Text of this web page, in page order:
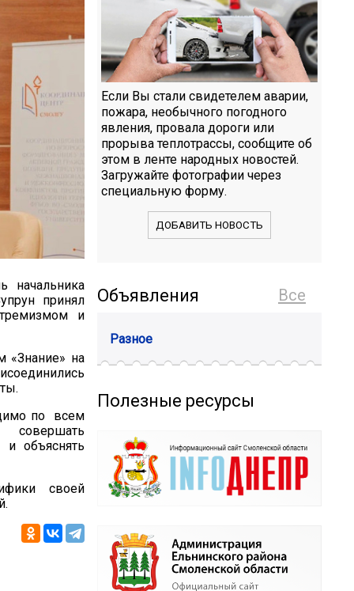
начальника
принял
и
«Знание» на
по всем
совершать
объяснять
своей
Если Вы стали свидетелем аварии,
пожара, необычного погодного
явления, провала дороги или
прорыва теплотрассы, сообщите об
этом в ленте народных новостей.
Загружайте фотографии через
специальную форму.
ДОБАВИТЬ НОВОСТЬ
Все
Объявления
Разное
Полезные ресурсы